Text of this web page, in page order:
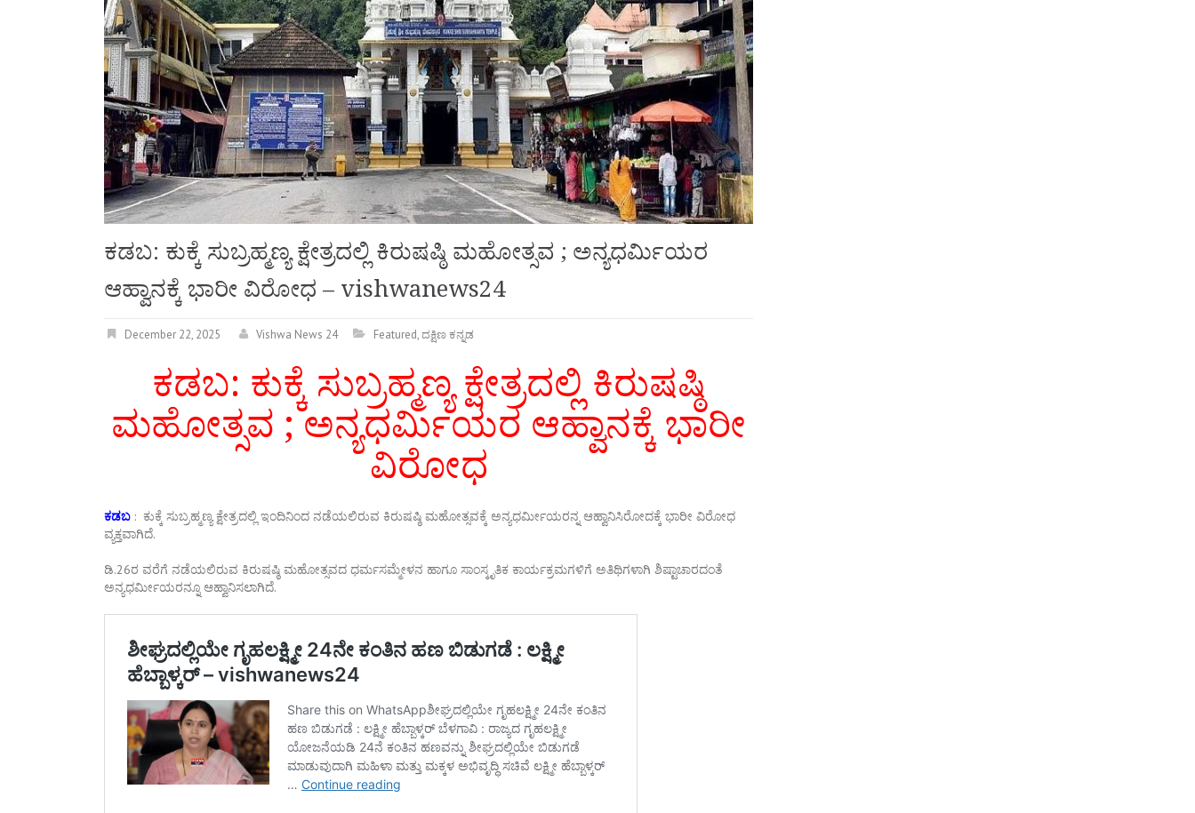
ಕಡಬ: ಕುಕ್ಕೆ ಸುಬ್ರಹ್ಮಣ್ಯ ಕ್ಷೇತ್ರದಲ್ಲಿ ಕಿರುಷಷ್ಠಿ ಮಹೋತ್ಸವ ; ಅನ್ಯಧರ್ಮಿಯರ
ಆಹ್ವಾನಕ್ಕೆ ಭಾರೀ ವಿರೋಧ – vishwanews24
December 22, 2025 Vishwa News 24 Featured,ದಕ್ಷಿಣ ಕನ್ನಡ
ಕಡಬ: ಕುಕ್ಕೆ ಸುಬ್ರಹ್ಮಣ್ಯ ಕ್ಷೇತ್ರದಲ್ಲಿ ಕಿರುಷಷ್ಠಿ
ಮಹೋತ್ಸವ ; ಅನ್ಯಧರ್ಮಿಯರ ಆಹ್ವಾನಕ್ಕೆ ಭಾರೀ
ವಿರೋಧ
ಕಡಬ : ಕುಕ್ಕೆ ಸುಬ್ರಹ್ಮಣ್ಯ ಕ್ಷೇತ್ರದಲ್ಲಿ ಇಂದಿನಿಂದ ನಡೆಯಲಿರುವ ಕಿರುಷಷ್ಠಿ ಮಹೋತ್ಸವಕ್ಕೆ ಅನ್ಯಧರ್ಮೀಯರನ್ನ ಆಹ್ವಾನಿಸಿರೋದಕ್ಕೆ ಭಾರೀ ವಿರೋಧ
ವ್ಯಕ್ತವಾಗಿದೆ.
ಡಿ.26ರ ವರೆಗೆ ನಡೆಯಲಿರುವ ಕಿರುಷಷ್ಠಿ ಮಹೋತ್ಸವದ ಧರ್ಮಸಮ್ಮೇಳನ ಹಾಗೂ ಸಾಂಸ್ಕೃತಿಕ ಕಾರ್ಯಕ್ರಮಗಳಿಗೆ ಅತಿಥಿಗಳಾಗಿ ಶಿಷ್ಟಾಚಾರದಂತೆ
ಅನ್ಯಧರ್ಮೀಯರನ್ನೂ ಆಹ್ವಾನಿಸಲಾಗಿದೆ.